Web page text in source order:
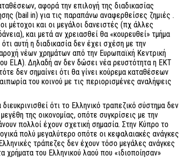
αφορά την επιλογή της διαδικασίας
(bail in) για τις παραπάνω αναφερθείσες ζημιές .
μέτοχοι και οι μεγάλοι δανειστές (πχ άλλες
και μετά αν χρειασθεί θα «κουρευθεί» τμήμα
αυτή η διαδικασία δεν έχει σχέση με την
νέων χρημάτων από την Eυρωπαϊκή Kεντρική
ELA). Δηλαδή αν δεν δώσει νέα ρευστότητα η ΕΚΤ
δεν σημαίνει ότι θα γίνει κούρεμα καταθέσεων
του κοινού με τις περιορισμένες αναλήψεις
ότι το Ελληνικό τραπεζικό σύστημα δεν
της οικονομίας, οπότε συγκρίσεις με την
πολλοί έχουν σχετική σημασία. Στην Κύπρο το
πολύ μεγαλύτερο οπότε οι κεφαλαιακές ανάγκες
τράπεζες δεν έχουν τόσο μεγάλες ανάγκες
χρήματα του Ελληνικού λαού που «ιδιοποίησαν»